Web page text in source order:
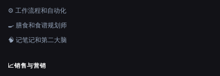
⚙️ 工作流程和自动化
🍳 膳食和食谱规划师
🧠 记笔记和第二大脑
📈销售与营销